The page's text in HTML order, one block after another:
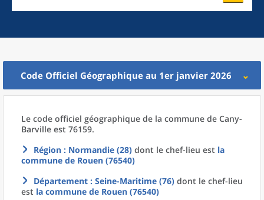
Code Officiel Géographique au 1er janvier 2026
Le code officiel géographique de la commune de Cany-
Barville est 76159.
Région : Normandie (28) dont le chef-lieu est la
commune de Rouen (76540)
Département : Seine-Maritime (76) dont le chef-lieu
est la commune de Rouen (76540)